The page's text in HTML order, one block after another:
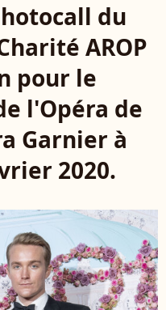
du
AROP
pour le
l'Opéra de
Garnier à
2020.